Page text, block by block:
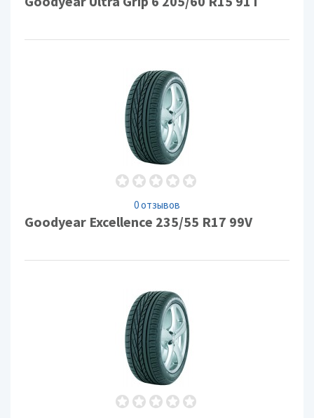
0 отзывов
Goodyear Excellence 235/55 R17 99V